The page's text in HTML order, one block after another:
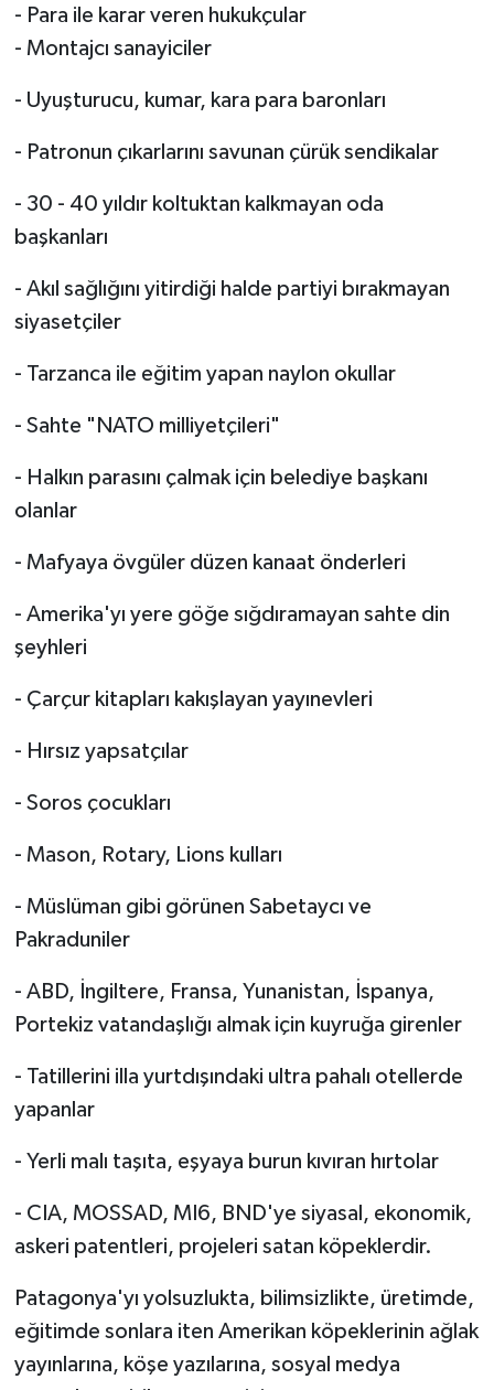
- Para ile karar veren hukukçular
- Montajcı sanayiciler
- Uyuşturucu, kumar, kara para baronları
- Patronun çıkarlarını savunan çürük sendikalar
- 30 - 40 yıldır koltuktan kalkmayan oda
başkanları
- Akıl sağlığını yitirdiği halde partiyi bırakmayan
siyasetçiler
- Tarzanca ile eğitim yapan naylon okullar
- Sahte "NATO milliyetçileri"
- Halkın parasını çalmak için belediye başkanı
olanlar
- Mafyaya övgüler düzen kanaat önderleri
- Amerika'yı yere göğe sığdıramayan sahte din
şeyhleri
- Çarçur kitapları kakışlayan yayınevleri
- Hırsız yapsatçılar
- Soros çocukları
- Mason, Rotary, Lions kulları
- Müslüman gibi görünen Sabetaycı ve
Pakraduniler
- ABD, İngiltere, Fransa, Yunanistan, İspanya,
Portekiz vatandaşlığı almak için kuyruğa girenler
- Tatillerini illa yurtdışındaki ultra pahalı otellerde
yapanlar
- Yerli malı taşıta, eşyaya burun kıvıran hırtolar
- CIA, MOSSAD, MI6, BND'ye siyasal, ekonomik,
askeri patentleri, projeleri satan köpeklerdir.
Patagonya'yı yolsuzlukta, bilimsizlikte, üretimde,
eğitimde sonlara iten Amerikan köpeklerinin ağlak
yayınlarına, köşe yazılarına, sosyal medya
GÜNDEM
MAGAZİN
Politika
Sağlık
SİYASET
Spor
Yaşam